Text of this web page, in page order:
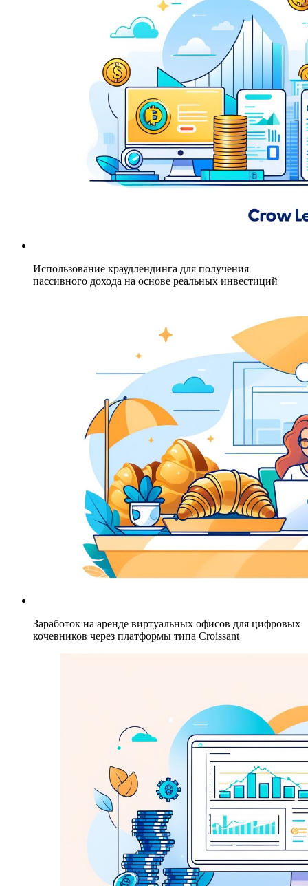
Использование краудлендинга для получения
пассивного дохода на основе реальных инвестиций
Заработок на аренде виртуальных офисов для цифровых
кочевников через платформы типа Croissant